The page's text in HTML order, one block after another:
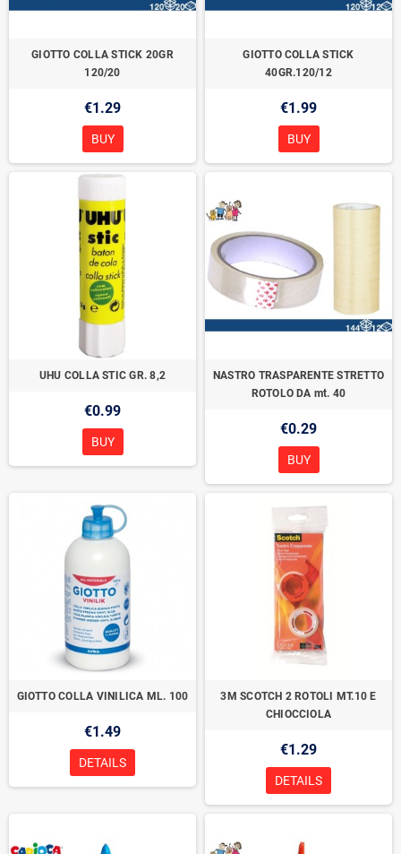
GIOTTO COLLA STICK 20GR
120/20
€1.29
BUY
GIOTTO COLLA STICK
40GR.120/12
€1.99
BUY
UHU COLLA STIC GR. 8,2
€0.99
BUY
NASTRO TRASPARENTE STRETTO
ROTOLO DA mt. 40
€0.29
BUY
GIOTTO COLLA VINILICA ML. 100
€1.49
DETAILS
3M SCOTCH 2 ROTOLI MT.10 E
CHIOCCIOLA
€1.29
DETAILS